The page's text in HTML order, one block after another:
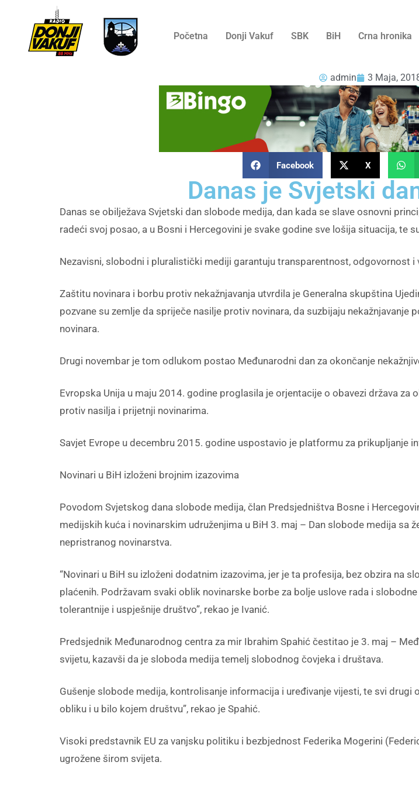
Početna Donji Vakuf SBK BiH Crna hronika
admin 3 Maja,
Facebook X
Danas je Svjetski
Danas se obilježava Svjetski dan slobode medija, dan kada se slave osnovni
radeći svoj posao, a u Bosni i Hercegovini je svake godine sve lošija situacija, te
Nezavisni, slobodni i pluralistički mediji garantuju transparentnost, odgovornost i
Zaštitu novinara i borbu protiv nekažnjavanja utvrdila je Generalna skupština
pozvane su zemlje da spriječe nasilje protiv novinara, da suzbijaju
novinara.
Drugi novembar je tom odlukom postao Međunarodni dan za okončanje
Evropska Unija u maju 2014. godine proglasila je orjentacije o obavezi država
protiv nasilja i prijetnji novinarima.
Savjet Evrope u decembru 2015. godine uspostavio je platformu za prikupljanje
Novinari u BiH izloženi brojnim izazovima
Povodom Svjetskog dana slobode medija, član Predsjedništva Bosne i
medijskih kuća i novinarskim udruženjima u BiH 3. maj – Dan slobode medija
nepristranog novinarstva.
“Novinari u BiH su izloženi dodatnim izazovima, jer je ta profesija, bez obzira na
plaćenih. Podržavam svaki oblik novinarske borbe za bolje uslove rada i
tolerantnije i uspješnije društvo”, rekao je Ivanić.
Predsjednik Međunarodnog centra za mir Ibrahim Spahić čestitao je 3. maj –
svijetu, kazavši da je sloboda medija temelj slobodnog čovjeka i društava.
Gušenje slobode medija, kontrolisanje informacija i uređivanje vijesti, te svi
obliku i u bilo kojem društvu”, rekao je Spahić.
Visoki predstavnik EU za vanjsku politiku i bezbjednost Federika Mogerini
ugrožene širom svijeta.